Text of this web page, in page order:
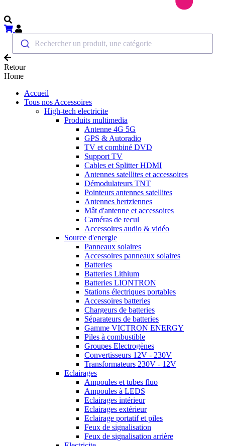
Rechercher un produit, une catégorie
Retour
Home
Accueil
Tous nos Accessoires
High-tech electricite
Produits multimedia
Antenne 4G 5G
GPS & Autoradio
TV et combiné DVD
Support TV
Cables et Splitter HDMI
Antennes satellites et accessoires
Démodulateurs TNT
Pointeurs antennes satellites
Antennes hertziennes
Mât d'antenne et accessoires
Caméras de recul
Accessoires audio & vidéo
Source d'energie
Panneaux solaires
Accessoires panneaux solaires
Batteries
Batteries Lithium
Batteries LIONTRON
Stations électriques portables
Accessoires batteries
Chargeurs de batteries
Séparateurs de batteries
Gamme VICTRON ENERGY
Piles à combustible
Groupes Electrogènes
Convertisseurs 12V - 230V
Transformateurs 230V - 12V
Eclairages
Ampoules et tubes fluo
Ampoules à LEDS
Eclairages intérieur
Eclairages extérieur
Eclairage portatif et piles
Feux de signalisation
Feux de signalisation arrière